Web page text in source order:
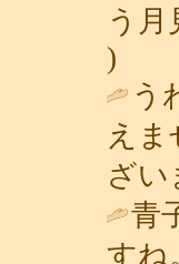
う月
)
う
え
ざい
青
すね